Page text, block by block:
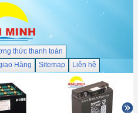
thức thanh toán
Hàng Sitemap Liên hệ